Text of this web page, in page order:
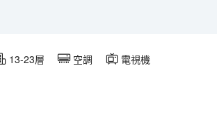
13-23層 空調 電視機